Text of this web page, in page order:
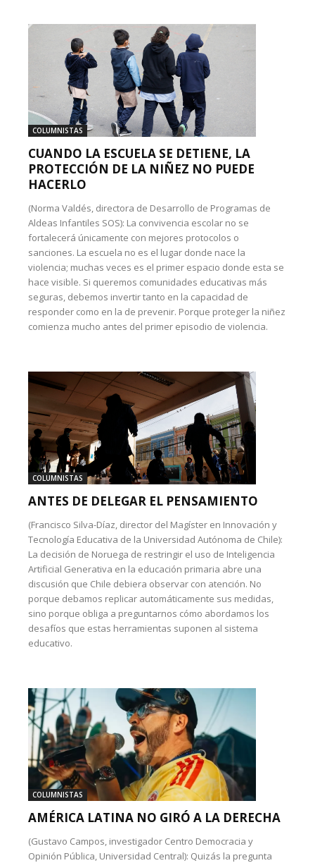
COLUMNISTAS
CUANDO LA ESCUELA SE DETIENE, LA
PROTECCIÓN DE LA NIÑEZ NO PUEDE
HACERLO
(Norma Valdés, directora de Desarrollo de Programas de
Aldeas Infantiles SOS): La convivencia escolar no se
fortalecerá únicamente con mejores protocolos o
sanciones. La escuela no es el lugar donde nace la
violencia; muchas veces es el primer espacio donde esta se
hace visible. Si queremos comunidades educativas más
seguras, debemos invertir tanto en la capacidad de
responder como en la de prevenir. Porque proteger la niñez
comienza mucho antes del primer episodio de violencia.
COLUMNISTAS
ANTES DE DELEGAR EL PENSAMIENTO
(Francisco Silva-Díaz, director del Magíster en Innovación y
Tecnología Educativa de la Universidad Autónoma de Chile):
La decisión de Noruega de restringir el uso de Inteligencia
Artificial Generativa en la educación primaria abre una
discusión que Chile debiera observar con atención. No
porque debamos replicar automáticamente sus medidas,
sino porque obliga a preguntarnos cómo abordamos los
desafíos que estas herramientas suponen al sistema
educativo.
COLUMNISTAS
AMÉRICA LATINA NO GIRÓ A LA DERECHA
(Gustavo Campos, investigador Centro Democracia y
Opinión Pública, Universidad Central): Quizás la pregunta